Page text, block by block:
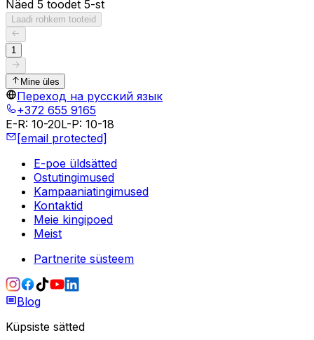
Näed 5 toodet 5-st
Laadi rohkem tooteid
1
Mine üles
Переход на русский язык
+372 655 9165
E-R: 10-20L-P: 10-18
[email protected]
E-poe üldsätted
Ostutingimused
Kampaaniatingimused
Kontaktid
Meie kingipoed
Meist
Partnerite süsteem
Blog
Küpsiste sätted